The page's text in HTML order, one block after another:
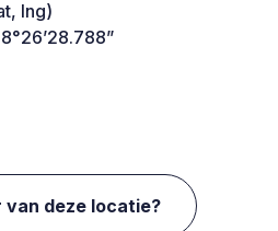
lng)
van deze locatie?